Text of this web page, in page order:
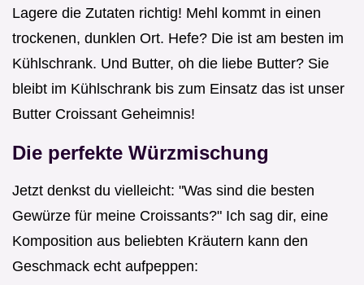
Lagere die Zutaten richtig! Mehl kommt in einen
trockenen, dunklen Ort. Hefe? Die ist am besten im
Kühlschrank. Und Butter, oh die liebe Butter? Sie
bleibt im Kühlschrank bis zum Einsatz das ist unser
Butter Croissant Geheimnis!
Die perfekte Würzmischung
Jetzt denkst du vielleicht: "Was sind die besten
Gewürze für meine Croissants?" Ich sag dir, eine
Komposition aus beliebten Kräutern kann den
Geschmack echt aufpeppen: